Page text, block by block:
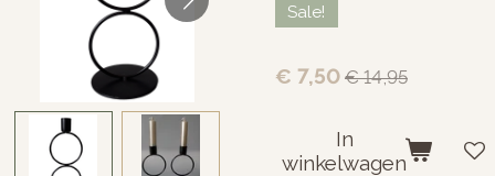
Sale!
€ 7,50 € 14,95
In
winkelwagen